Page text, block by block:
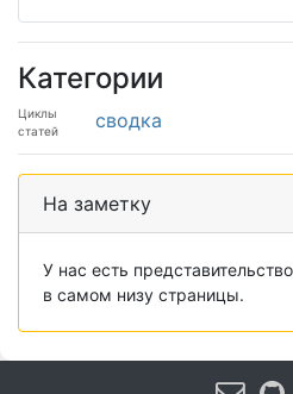
Категории
Циклы
статей
сводка
На заметку
У нас есть
в самом низу страницы.